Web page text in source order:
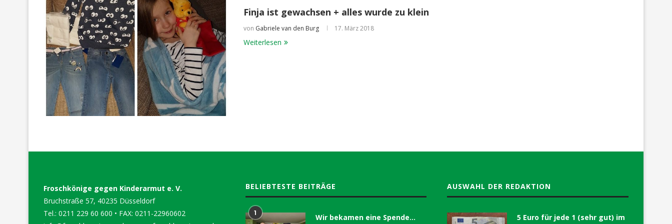
Finja ist gewachsen + alles wurde zu klein
von Gabriele van den Burg 17. März 2018
Weiterlesen
Froschkönige gegen Kinderarmut e. V.
Bruchstraße 57, 40235 Düsseldorf
Tel.: 0211 229 60 600 • FAX: 0211-22960602
BELIEBTESTE BEITRÄGE
1
Wir bekamen eine Spende…
AUSWAHL DER REDAKTION
5 Euro für jede 1 (sehr gut) im